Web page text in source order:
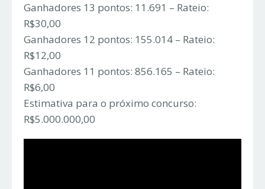
Ganhadores 13 pontos: 11.691 – Rateio:
R$30,00
Ganhadores 12 pontos: 155.014 – Rateio:
R$12,00
Ganhadores 11 pontos: 856.165 – Rateio:
R$6,00
Estimativa para o próximo concurso:
R$5.000.000,00